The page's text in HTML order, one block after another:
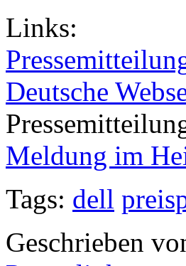
Links:
Deutsche
Meldung im
Tags: dell
Geschrieben